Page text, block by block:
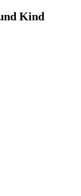
Kind